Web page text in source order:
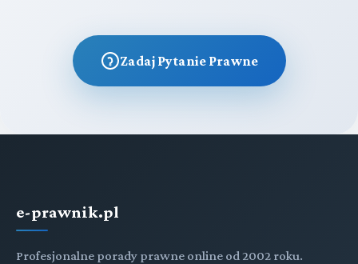
Zadaj Pytanie Prawne
e-prawnik.pl
Profesjonalne porady prawne online od 2002 roku.